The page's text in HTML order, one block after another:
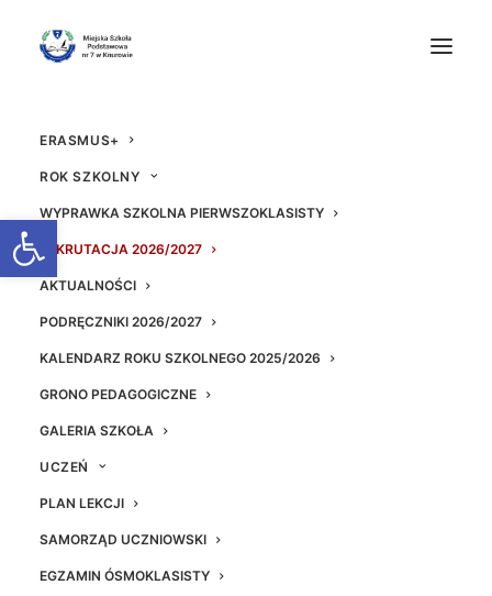
Otwórz pasek narzędzi
ERASMUS+
ROK SZKOLNY
WYPRAWKA SZKOLNA PIERWSZOKLASISTY
REKRUTACJA 2026/2027
AKTUALNOŚCI
PODRĘCZNIKI 2026/2027
KALENDARZ ROKU SZKOLNEGO 2025/2026
GRONO PEDAGOGICZNE
GALERIA SZKOŁA
UCZEŃ
PLAN LEKCJI
SAMORZĄD UCZNIOWSKI
EGZAMIN ÓSMOKLASISTY